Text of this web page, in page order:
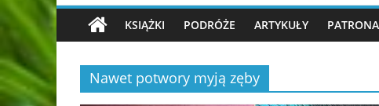
KSIĄŻKI PODRÓŻE ARTYKUŁY
Nawet potwory myją zęby